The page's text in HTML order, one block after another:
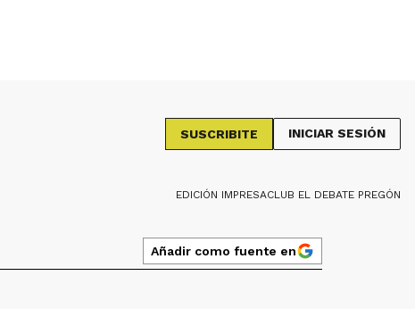
SUSCRIBITE INICIAR SESIÓN
EDICIÓN IMPRESACLUB EL DEBATE PREGÓN
Añadir como fuente en